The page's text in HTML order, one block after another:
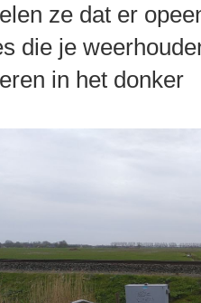
ze dat er
die je
in het donker